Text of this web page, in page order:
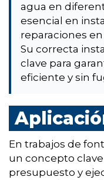
agua en
esencial en
reparaciones
Su correcta
clave para
eficiente y sin
En trabajos de
un concepto
presupuesto y